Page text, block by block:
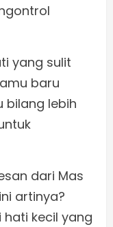
yang sulit
baru
bilang lebih
dari Mas
artinya?
hati kecil yang